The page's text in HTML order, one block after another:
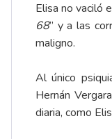
Elisa no vaciló
68” y a las
maligno.
Al único
Hernán
diaria, como